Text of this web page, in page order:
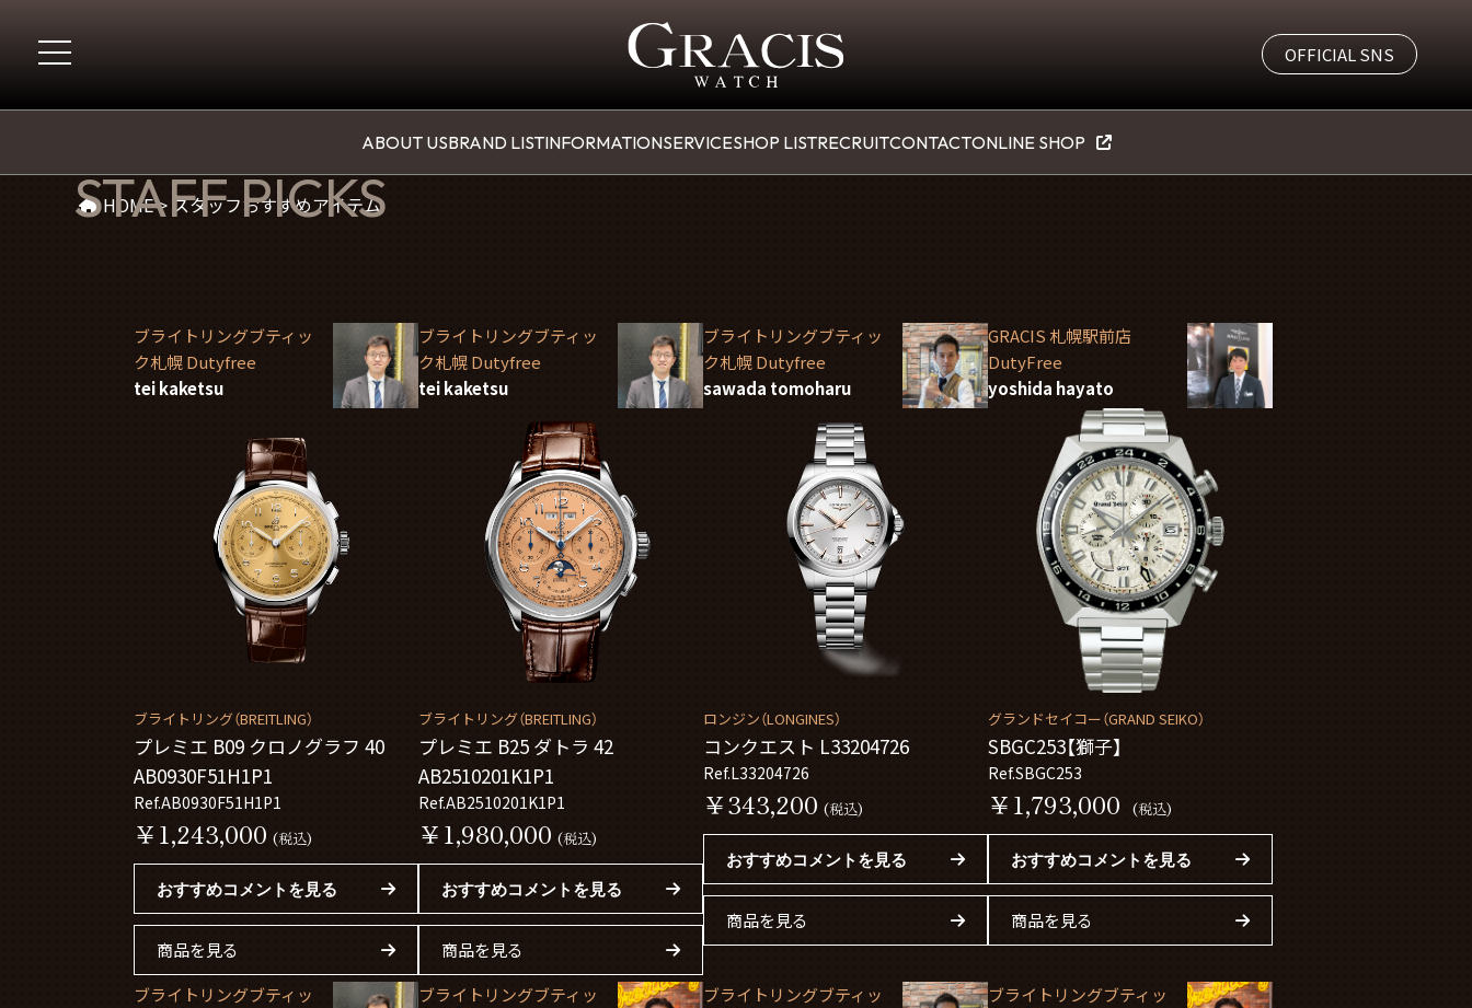
OFFICIAL SNS
ABOUT USBRAND LISTINFORMATIONSERVICESHOP LISTRECRUITCONTACTONLINE SHOP
STAFF PICKS
HOME> スタッフおすすめアイテム
ブライトリングブティッ
ク札幌 Dutyfree
tei kaketsu
ブライトリング（BREITLING）
プレミエ B09 クロノグラフ 40
AB0930F51H1P1
Ref.AB0930F51H1P1
￥1,243,000 (税込)
おすすめコメントを見る
商品を見る
ブライトリングブティッ
ク札幌 Dutyfree
tei kaketsu
ブライトリング（BREITLING）
プレミエ B25 ダトラ 42
AB2510201K1P1
Ref.AB2510201K1P1
￥1,980,000 (税込)
おすすめコメントを見る
商品を見る
ブライトリングブティッ
ク札幌 Dutyfree
sawada tomoharu
ロンジン（LONGINES）
コンクエスト L33204726
Ref.L33204726
￥343,200 (税込)
おすすめコメントを見る
商品を見る
GRACIS 札幌駅前店
DutyFree
yoshida hayato
グランドセイコー（GRAND SEIKO）
SBGC253【獅子】
Ref.SBGC253
￥1,793,000 (税込)
おすすめコメントを見る
商品を見る
ブライトリングブティッ
ブライトリングブティッ
ブライトリングブティッ
ブライトリングブティッ